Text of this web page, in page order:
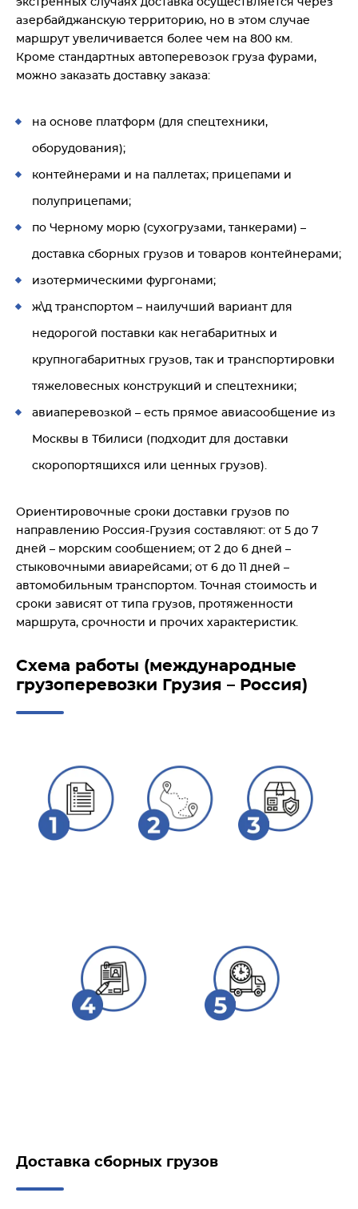
экстренных случаях доставка осуществляется через
азербайджанскую территорию, но в этом случае
маршрут увеличивается более чем на 800 км.
Кроме стандартных автоперевозок груза фурами,
можно заказать доставку заказа:
на основе платформ (для спецтехники,
оборудования);
контейнерами и на паллетах; прицепами и
полуприцепами;
по Черному морю (сухогрузами, танкерами) –
доставка сборных грузов и товаров контейнерами;
изотермическими фургонами;
ж\д транспортом – наилучший вариант для
недорогой поставки как негабаритных и
крупногабаритных грузов, так и транспортировки
тяжеловесных конструкций и спецтехники;
авиаперевозкой – есть прямое авиасообщение из
Москвы в Тбилиси (подходит для доставки
скоропортящихся или ценных грузов).
Ориентировочные сроки доставки грузов по
направлению Россия-Грузия составляют: от 5 до 7
дней – морским сообщением; от 2 до 6 дней –
стыковочными авиарейсами; от 6 до 11 дней –
автомобильным транспортом. Точная стоимость и
сроки зависят от типа грузов, протяженности
маршрута, срочности и прочих характеристик.
Схема работы (международные
грузоперевозки Грузия – Россия)
Доставка сборных грузов